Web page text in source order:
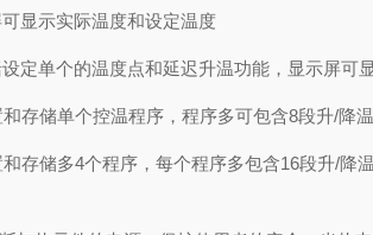
显示实际温度和设定温度
定单个的温度点和延迟升温功能，显示屏可
存储单个控温程序，程序多可包含8段升/降
存储多4个程序，每个程序多包含16段升/降